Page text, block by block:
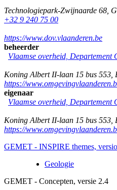
Technologiepark-Zwijnaarde 68
+32 9 240 75 00
https://www.dov.vlaanderen.be
beheerder
Vlaamse overheid, Departement
Koning Albert II-laan 15 bus 553
https://
eigenaar
Vlaamse overheid, Departement
Koning Albert II-laan 15 bus 553
https://
GEMET - INSPIRE themes,
Geologie
GEMET - Concepten, versie 2.4